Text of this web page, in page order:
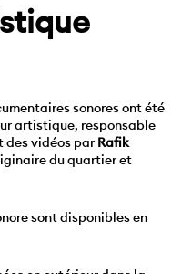
sonores ont été
artistique, responsable
des vidéos par Rafik
du quartier et
sont disponibles en